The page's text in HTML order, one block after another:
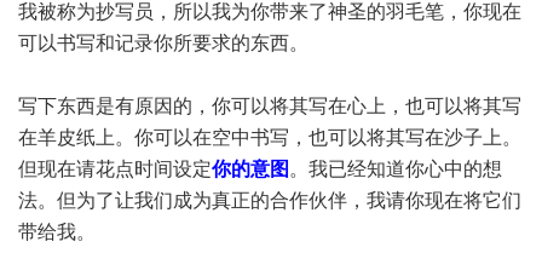
我被称为抄写员，所以我为你带来了神圣的羽毛笔，你现在
可以书写和记录你所要求的东西。
写下东西是有原因的，你可以将其写在心上，也可以将其写
在羊皮纸上。你可以在空中书写，也可以将其写在沙子上。
但现在请花点时间设定你的意图 。我已经知道你心中的想
法。但为了让我们成为真正的合作伙伴，我请你现在将它们
带给我。